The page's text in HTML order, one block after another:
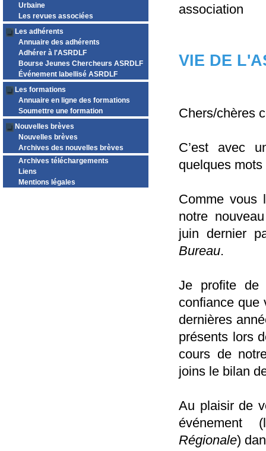
Urbaine
Les revues associées
Les adhérents
Annuaire des adhérents
Adhérer à l'ASRDLF
Bourse Jeunes Chercheurs ASRDLF
Événement labellisé ASRDLF
Les formations
Annuaire en ligne des formations
Soumettre une formation
Nouvelles brèves
Nouvelles brèves
Archives des nouvelles brèves
Archives téléchargements
Liens
Mentions légales
association
VIE DE
Chers/chères
C’est avec
quelques mots
Comme vous
notre
juin dernier
Bureau.
Je profite de
confiance que
dernières
présents lors
cours de
joins le bilan
Au plaisir de
Régionale)